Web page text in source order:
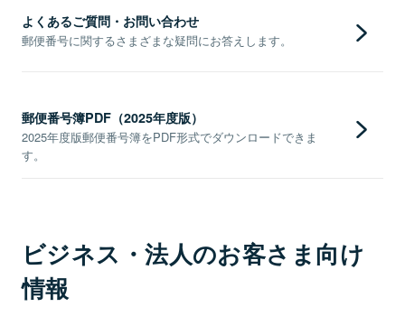
よくあるご質問・お問い合わせ
郵便番号に関するさまざまな疑問にお答えします。
郵便番号簿PDF（2025年度版）
2025年度版郵便番号簿をPDF形式でダウンロードできま
す。
ビジネス・法人のお客さま向け
情報